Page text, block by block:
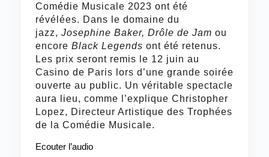
Comédie Musicale 2023 ont été
révélées. Dans le domaine du
jazz, Josephine Baker, Drôle de Jam ou
encore Black Legends ont été retenus.
Les prix seront remis le 12 juin au
Casino de Paris lors d’une grande soirée
ouverte au public. Un véritable spectacle
aura lieu, comme l’explique Christopher
Lopez, Directeur Artistique des Trophées
de la Comédie Musicale.
Ecouter l’audio